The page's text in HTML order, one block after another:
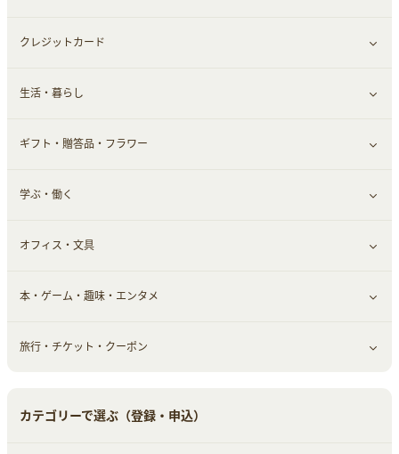
小物・かばん
スーツ・フォーマル
お酒
食材宅配
メイクアップ
ヘアケア
メンズ美容
美容・ダイエット用品
脱毛用品
美容食品
健康食品｜青汁・飲料
健康食品｜乳酸菌・ケフィア
健康食品｜その他
スポーツ・フィットネス
日用品・薬局・からだ
すべて見る
家電・パソコン・ソフトウェア
スマホ・携帯電話・SIM
クレジットカード
すべて見る
クレジットカード
生活・暮らし
すべて見る
車情報・カーシェア・レンタル
お役立ち
生活雑貨・家具インテリア
赤ちゃん・こども・マタニティ
ギフト・贈答品・フラワー
すべて見る
ギフト・贈答品
フラワー
学ぶ・働く
すべて見る
習い事・学習・学校
オフィス・文具
すべて見る
オフィス・文具
本・ゲーム・趣味・エンタメ
すべて見る
旅行・チケット・クーポン
カテゴリーで選ぶ（登録・申込）